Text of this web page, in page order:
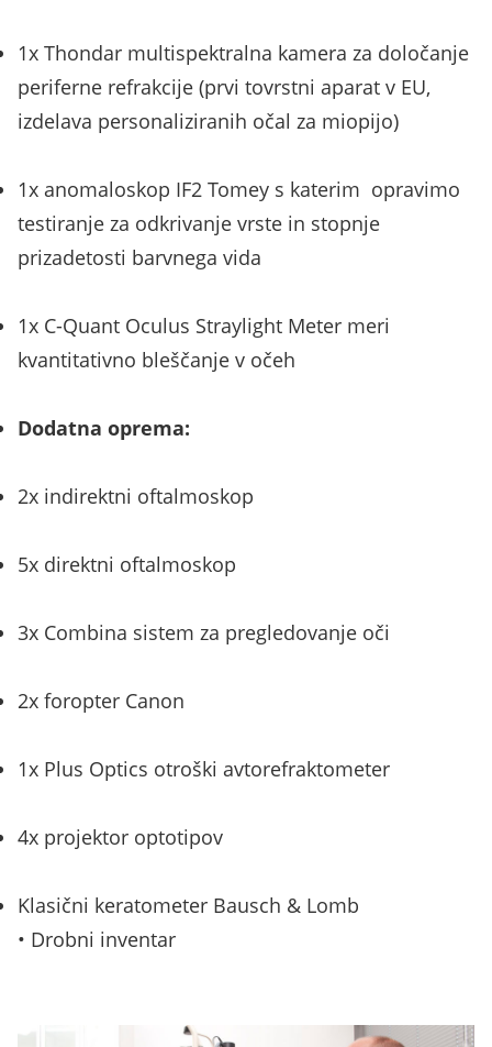
1x Thondar multispektralna kamera za določanje
periferne refrakcije (prvi tovrstni aparat v EU,
izdelava personaliziranih očal za miopijo)
1x anomaloskop IF2 Tomey s katerim opravimo
testiranje za odkrivanje vrste in stopnje
prizadetosti barvnega vida
1x C-Quant Oculus Straylight Meter meri
kvantitativno bleščanje v očeh
Dodatna oprema:
2x indirektni oftalmoskop
5x direktni oftalmoskop
3x Combina sistem za pregledovanje oči
2x foropter Canon
1x Plus Optics otroški avtorefraktometer
4x projektor optotipov
Klasični keratometer Bausch & Lomb
• Drobni inventar